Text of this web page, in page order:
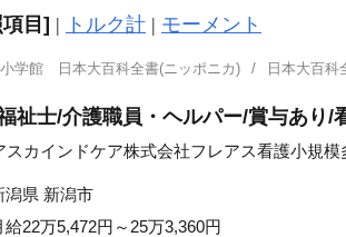
目] | トルク計 | モーメント
小学館 日本大百科全書(ニッポニカ) 日本大百
祉士/介護職員・ヘルパー/賞与あり/
スカインドケア株式会社フレアス看護小規
潟県 新潟市
給22万5,472円～25万3,360円